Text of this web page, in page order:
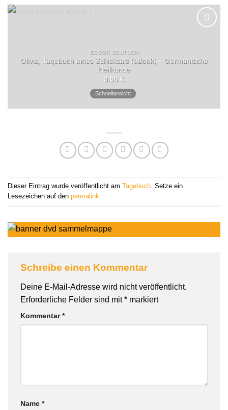
EBOOK DEUTSCH
Olivia, Tagebuch eines Schicksals (eBook) – Germanische
Heilkunde
9.90 €
Schnellansicht
Dieser Eintrag wurde veröffentlicht am Tagebuch. Setze ein
Lesezeichen auf den permalink.
Schreibe einen Kommentar
Deine E-Mail-Adresse wird nicht veröffentlicht.
Erforderliche Felder sind mit* markiert
Kommentar*
Name *